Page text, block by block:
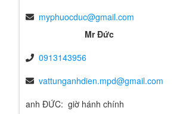
myphuocduc@gmail.com
Mr Đức
0913143956
vattunganhdien.mpd@gmail.com
anh ĐỨC: giờ hánh chính